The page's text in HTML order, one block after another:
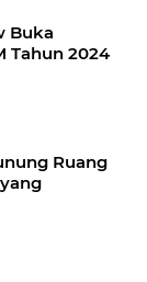
Buka
Tahun 2024
Ruang